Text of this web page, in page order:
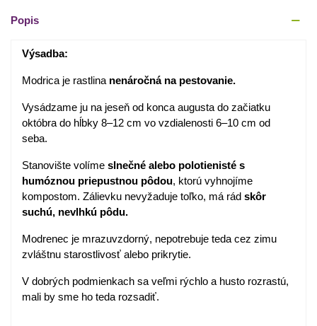
Popis
Výsadba:
Modrica je rastlina nenáročná na pestovanie.
Vysádzame ju na jeseň od konca augusta do začiatku
októbra do hĺbky 8–12 cm vo vzdialenosti 6–10 cm od
seba.
Stanovište volíme slnečné alebo polotienisté s
humóznou priepustnou pôdou, ktorú vyhnojíme
kompostom. Zálievku nevyžaduje toľko, má rád skôr
suchú, nevlhkú pôdu.
Modrenec je mrazuvzdorný, nepotrebuje teda cez zimu
zvláštnu starostlivosť alebo prikrytie.
V dobrých podmienkach sa veľmi rýchlo a husto rozrastú,
mali by sme ho teda rozsadiť.